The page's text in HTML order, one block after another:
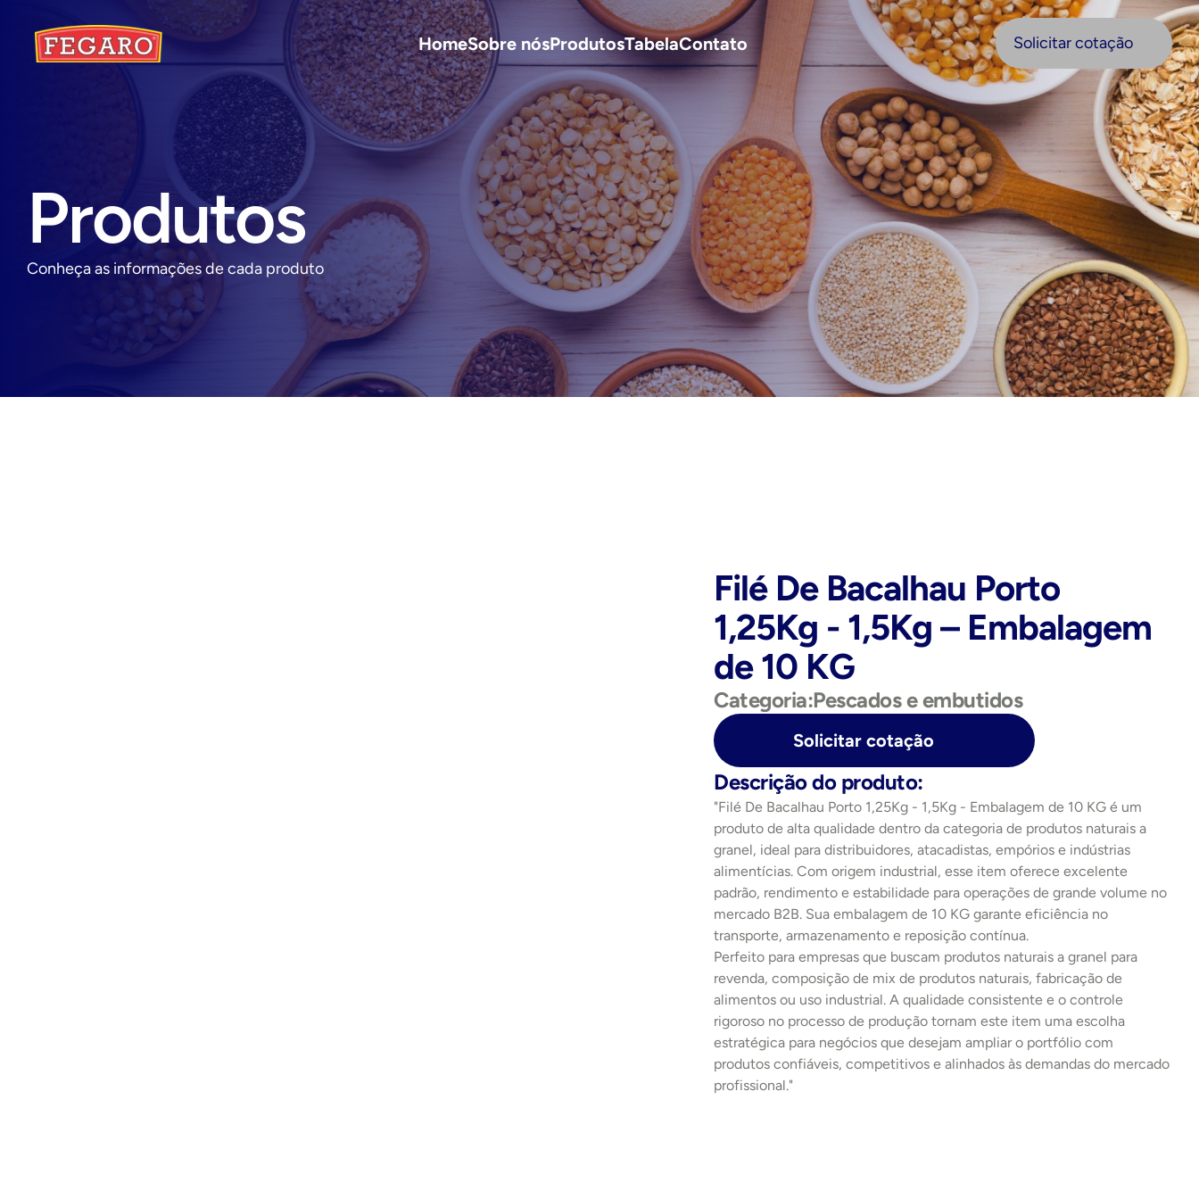
HomeSobre nósProdutosTabelaContato Solicitar cotação
Solicitar cotação
Produtos
Conheça as informações de cada produto
Filé De Bacalhau Porto
1,25Kg - 1,5Kg – Embalagem
de 10 KG
Categoria:Pescados e embutidos
Solicitar cotação
Descrição do produto:
"Filé De Bacalhau Porto 1,25Kg - 1,5Kg - Embalagem de 10 KG é um
produto de alta qualidade dentro da categoria de produtos naturais a
granel, ideal para distribuidores, atacadistas, empórios e indústrias
alimentícias. Com origem industrial, esse item oferece excelente
padrão, rendimento e estabilidade para operações de grande volume no
mercado B2B. Sua embalagem de 10 KG garante eficiência no
transporte, armazenamento e reposição contínua.
Perfeito para empresas que buscam produtos naturais a granel para
revenda, composição de mix de produtos naturais, fabricação de
alimentos ou uso industrial. A qualidade consistente e o controle
rigoroso no processo de produção tornam este item uma escolha
estratégica para negócios que desejam ampliar o portfólio com
produtos confiáveis, competitivos e alinhados às demandas do mercado
profissional."